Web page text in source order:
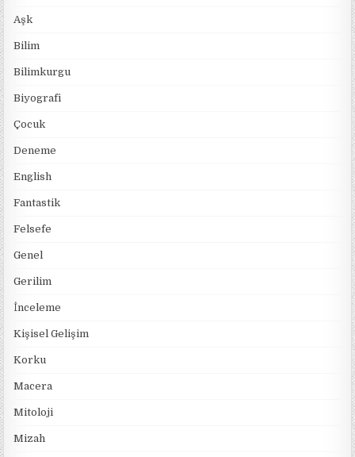
Aşk
Bilim
Bilimkurgu
Biyografi
Çocuk
Deneme
English
Fantastik
Felsefe
Genel
Gerilim
İnceleme
Kişisel Gelişim
Korku
Macera
Mitoloji
Mizah